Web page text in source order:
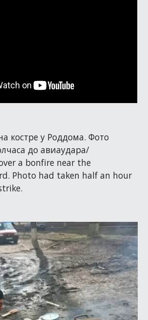
костре у Роддома. Фото
до авиаудара/
a bonfire near the
Photo had taken half an hour